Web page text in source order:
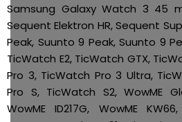
Samsung Galaxy Watch 3 45
Sequent Elektron HR, Sequent
Peak, Suunto 9 Peak, Suunto 9
TicWatch E2, TicWatch GTX,
Pro 3, TicWatch Pro 3 Ultra,
Pro S, TicWatch S2, WowME
WowME ID217G, WowME